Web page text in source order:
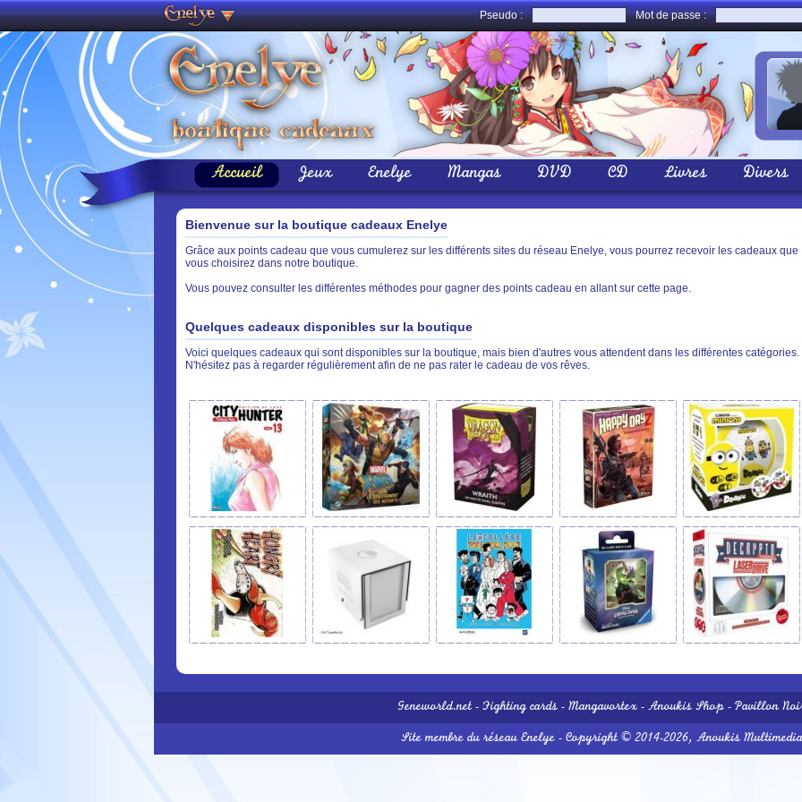
Pseudo : Mot de passe :
Accueil Jeux Enelye Mangas DVD CD Livres Divers
Bienvenue sur la boutique cadeaux Enelye
Grâce aux points cadeau que vous cumulerez sur les différents sites du réseau Enelye, vous pourrez recevoir les cadeaux que
vous choisirez dans notre boutique.
Vous pouvez consulter les différentes méthodes pour gagner des points cadeau en allant sur cette page.
Quelques cadeaux disponibles sur la boutique
Voici quelques cadeaux qui sont disponibles sur la boutique, mais bien d'autres vous attendent dans les différentes catégories.
N'hésitez pas à regarder régulièrement afin de ne pas rater le cadeau de vos rêves.
Geneworld.net - Fighting cards - Mangavortex - Anoukis Shop - Pavillon
Site membre du réseau Enelye- Copyright © 2014-2026, Anoukis Multimedia